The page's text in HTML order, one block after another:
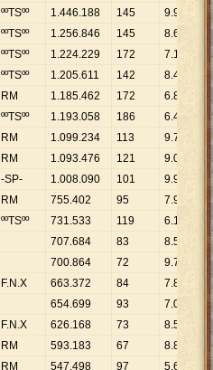
ººTSºº 1.446.188 145 9.974
ººTSºº 1.256.846 145 8.668
ººTSºº 1.224.229 172 7.118
ººTSºº 1.205.611 142 8.490
RM 1.185.462 172 6.892
ººTSºº 1.193.058 186 6.414
RM 1.099.234 113 9.728
RM 1.093.476 121 9.037
-SP- 1.008.090 101 9.981
RM 755.402 95 7.952
ººTSºº 731.533 119 6.147
707.684 83 8.526
700.864 72 9.734
F.N.X 663.372 84 7.897
654.699 93 7.040
F.N.X 626.168 73 8.578
RM 593.183 67 8.853
RM 547.498 97 5.644